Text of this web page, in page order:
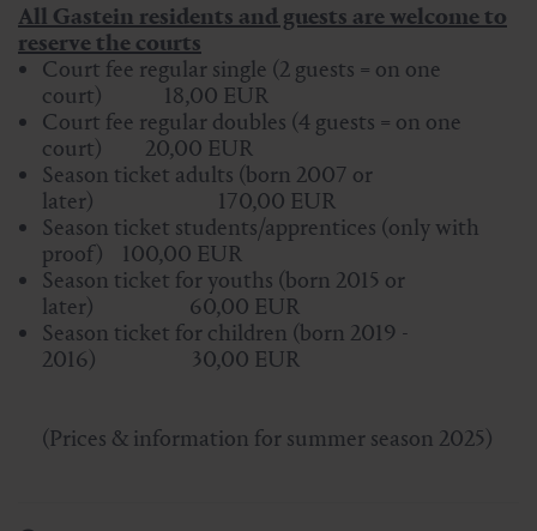
All Gastein residents and guests are welcome to
reserve the courts
Court fee regular single (2 guests = on one
court) 18,00 EUR
Court fee regular doubles (4 guests = on one
court) 20,00 EUR
Season ticket adults (born 2007 or
later) 170,00 EUR
Season ticket students/apprentices (only with
proof) 100,00 EUR
Season ticket for youths (born 2015 or
later) 60,00 EUR
Season ticket for children (born 2019 -
2016) 30,00 EUR
(Prices & information for summer season 2025)